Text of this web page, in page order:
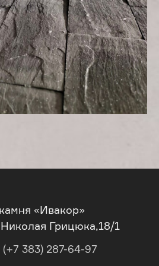
«Ивакор»
Грицюка,18/1
(+7 383) 287-64-97